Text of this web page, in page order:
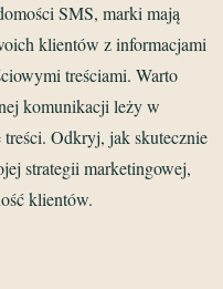
SMS, marki mają
klientów z informacjami
treściami. Warto
komunikacji leży w
Odkryj, jak skutecznie
strategii marketingowej,
klientów.